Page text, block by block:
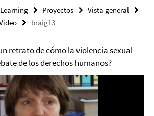
Proyectos
Vista general
braig13
retrato de cómo la violencia sexual
de los derechos humanos?